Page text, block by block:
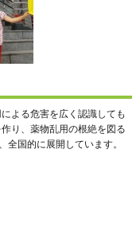
よる危害を広く認識しても
り、薬物乱用の根絶を図る
国的に展開しています。